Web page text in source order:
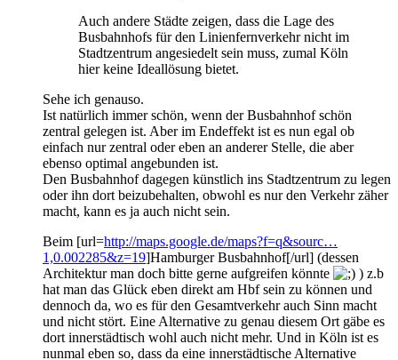
Auch andere Städte zeigen, dass die Lage des
Busbahnhofs für den Linienfernverkehr nicht im
Stadtzentrum angesiedelt sein muss, zumal Köln
hier keine Ideallösung bietet.
Sehe ich genauso.
Ist natürlich immer schön, wenn der Busbahnhof schön
zentral gelegen ist. Aber im Endeffekt ist es nun egal ob
einfach nur zentral oder eben an anderer Stelle, die aber
ebenso optimal angebunden ist.
Den Busbahnhof dagegen künstlich ins Stadtzentrum zu legen
oder ihn dort beizubehalten, obwohl es nur den Verkehr zäher
macht, kann es ja auch nicht sein.
Beim [url=http://maps.google.de/maps?f=q&sourc…
1,0.002285&z=19]Hamburger Busbahnhof[/url] (dessen
Architektur man doch bitte gerne aufgreifen könnte
) z.b
hat man das Glück eben direkt am Hbf sein zu können und
dennoch da, wo es für den Gesamtverkehr auch Sinn macht
und nicht stört. Eine Alternative zu genau diesem Ort gäbe es
dort innerstädtisch wohl auch nicht mehr. Und in Köln ist es
nunmal eben so, dass da eine innerstädtische Alternative